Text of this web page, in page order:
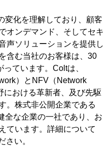
変化を理解しており、顧客
オンデマンド、そしてセキ
声ソリューションを提供し
含む当社のお客様は、30
ています。Coltは、
）とNFV（Network
おける革新者、及び先駆
。株式非公開企業である
全な企業の一社であり、お
ています。詳細について
さい。